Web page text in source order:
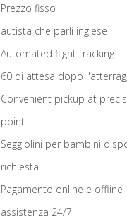
Prezzo fisso
autista che parli inglese
Automated flight tracking
60 di attesa dopo
Convenient pickup at
point
Seggiolini per bambini
richiesta
Pagamento online e offline
assistenza 24/7